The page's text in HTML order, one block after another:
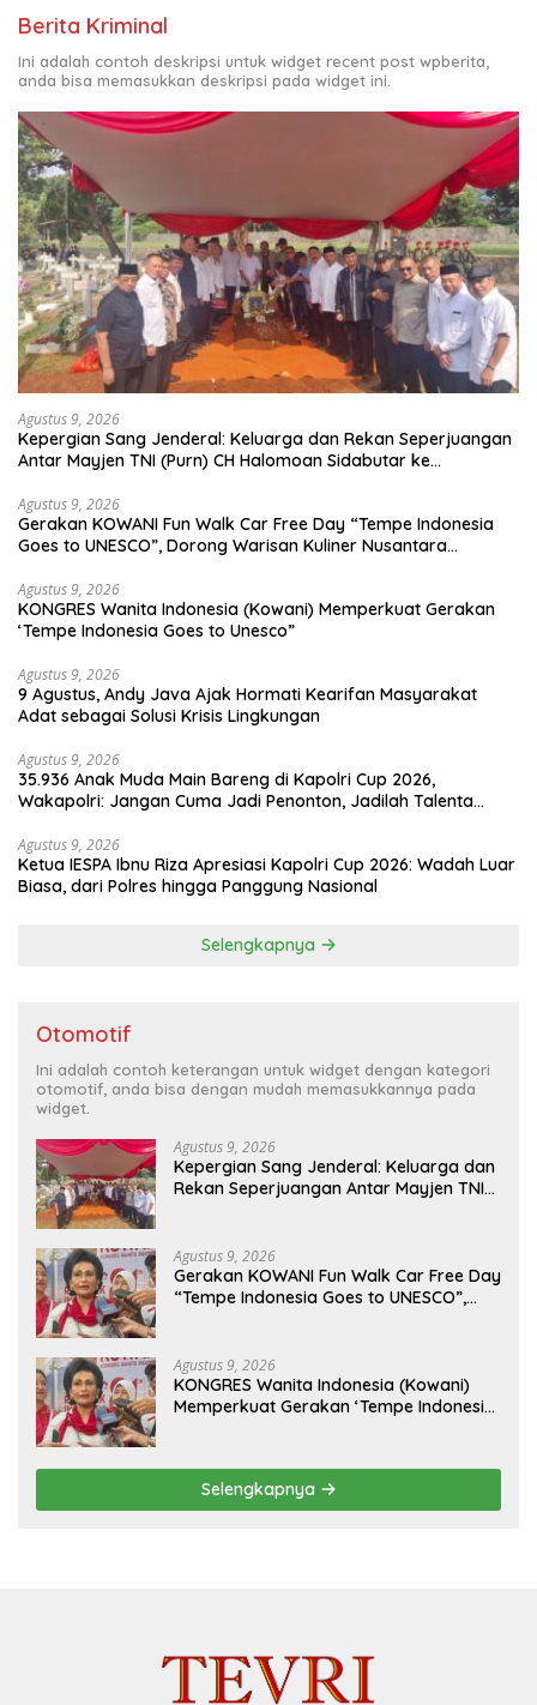
Berita Kriminal
Ini adalah contoh deskripsi untuk widget recent post wpberita,
anda bisa memasukkan deskripsi pada widget ini.
Agustus 9, 2026
Kepergian Sang Jenderal: Keluarga dan Rekan Seperjuangan
Antar Mayjen TNI (Purn) CH Halomoan Sidabutar ke
Agustus 9, 2026
Gerakan KOWANI Fun Walk Car Free Day “Tempe Indonesia
Goes to UNESCO”, Dorong Warisan Kuliner Nusantara
Agustus 9, 2026
KONGRES Wanita Indonesia (Kowani) Memperkuat Gerakan
‘Tempe Indonesia Goes to Unesco”
Agustus 9, 2026
9 Agustus, Andy Java Ajak Hormati Kearifan Masyarakat
Adat sebagai Solusi Krisis Lingkungan
Agustus 9, 2026
35.936 Anak Muda Main Bareng di Kapolri Cup 2026,
Wakapolri: Jangan Cuma Jadi Penonton, Jadilah Talenta
Agustus 9, 2026
Ketua IESPA Ibnu Riza Apresiasi Kapolri Cup 2026: Wadah Luar
Biasa, dari Polres hingga Panggung Nasional
Selengkapnya
Otomotif
Ini adalah contoh keterangan untuk widget dengan kategori
otomotif, anda bisa dengan mudah memasukkannya pada
widget.
Agustus 9, 2026
Kepergian Sang Jenderal: Keluarga dan
Rekan Seperjuangan Antar Mayjen TNI
Agustus 9, 2026
Gerakan KOWANI Fun Walk Car Free Day
“Tempe Indonesia Goes to UNESCO”,
Agustus 9, 2026
KONGRES Wanita Indonesia (Kowani)
Memperkuat Gerakan ‘Tempe Indonesia
Selengkapnya